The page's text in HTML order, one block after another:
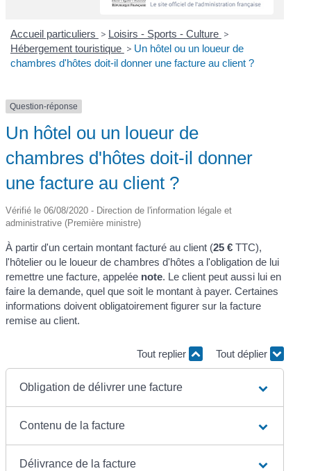
Accueil particuliers > Loisirs - Sports - Culture >
Hébergement touristique > Un hôtel ou un loueur de
chambres d'hôtes doit-il donner une facture au client ?
Question-réponse
Un hôtel ou un loueur de
chambres d'hôtes doit-il donner
une facture au client ?
Vérifié le 06/08/2020 - Direction de l'information légale et
administrative (Première ministre)
À partir d'un certain montant facturé au client (25 € TTC),
l'hôtelier ou le loueur de chambres d'hôtes a l'obligation de lui
remettre une facture, appelée note. Le client peut aussi lui en
faire la demande, quel que soit le montant à payer. Certaines
informations doivent obligatoirement figurer sur la facture
remise au client.
Tout replier Tout déplier
Obligation de délivrer une facture
Contenu de la facture
Délivrance de la facture